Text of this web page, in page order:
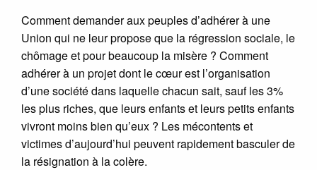
Comment demander aux peuples d’adhérer à une
Union qui ne leur propose que la régression sociale, le
chômage et pour beaucoup la misère ? Comment
adhérer à un projet dont le cœur est l’organisation
d’une société dans laquelle chacun sait, sauf les 3%
les plus riches, que leurs enfants et leurs petits enfants
vivront moins bien qu’eux ? Les mécontents et
victimes d’aujourd’hui peuvent rapidement basculer de
la résignation à la colère.